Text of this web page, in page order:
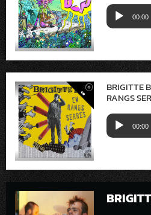
Lecteur
audio
00:00
BRIGITTE
RANGS
Lecteur
audio
00:00